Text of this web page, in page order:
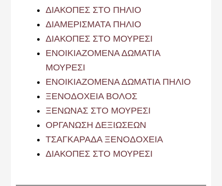
ΔΙΑΚΟΠΕΣ ΣΤΟ ΠΗΛΙΟ
ΔΙΑΜΕΡΙΣΜΑΤΑ ΠΗΛΙΟ
ΔΙΑΚΟΠΕΣ ΣΤΟ ΜΟΥΡΕΣΙ
ΕΝΟΙΚΙΑΖΟΜΕΝΑ ΔΩΜΑΤΙΑ
ΜΟΥΡΕΣΙ
ΕΝΟΙΚΙΑΖΟΜΕΝΑ ΔΩΜΑΤΙΑ ΠΗΛΙΟ
ΞΕΝΟΔΟΧΕΙΑ ΒΟΛΟΣ
ΞΕΝΩΝΑΣ ΣΤΟ ΜΟΥΡΕΣΙ
ΟΡΓΑΝΩΣΗ ΔΕΞΙΩΣΕΩΝ
ΤΣΑΓΚΑΡΑΔΑ ΞΕΝΟΔΟΧΕΙΑ
ΔΙΑΚΟΠΕΣ ΣΤΟ ΜΟΥΡΕΣΙ